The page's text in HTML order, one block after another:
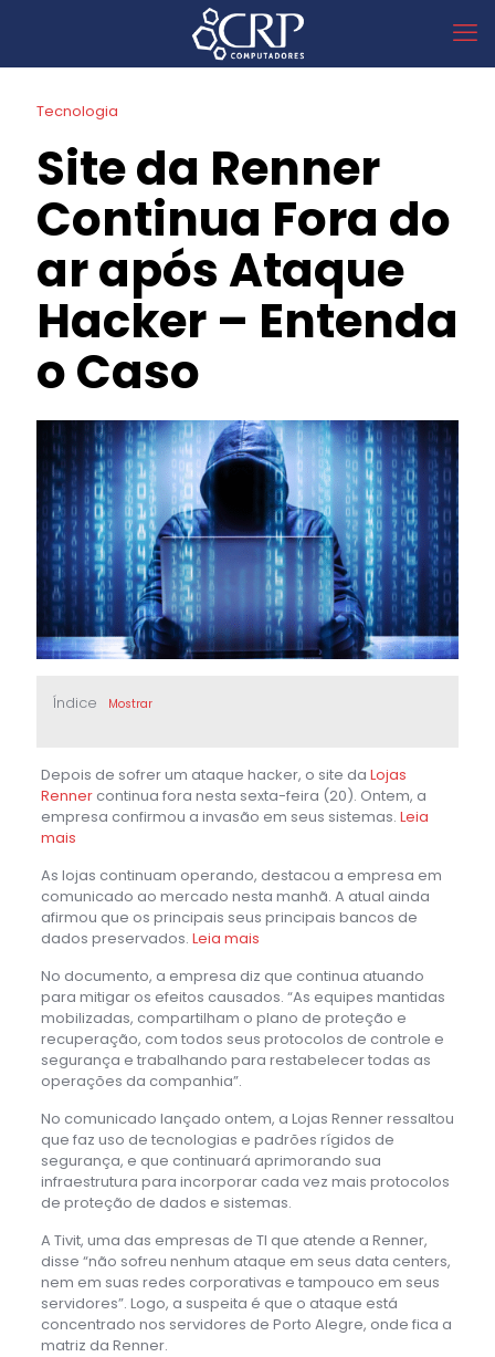
Tecnologia
Site da Renner
Continua Fora do
ar após Ataque
Hacker – Entenda
o Caso
Índice Mostrar
Depois de sofrer um ataque hacker, o site da Lojas
Rennercontinua fora nesta sexta-feira (20). Ontem, a
empresa confirmou a invasão em seus sistemas. Leia
mais
As lojas continuam operando, destacou a empresa em
comunicado ao mercado nesta manhã. A atual ainda
afirmou que os principais seus principais bancos de
dados preservados. Leia mais
No documento, a empresa diz que continua atuando
para mitigar os efeitos causados. “As equipes mantidas
mobilizadas, compartilham o plano de proteção e
recuperação, com todos seus protocolos de controle e
segurança e trabalhando para restabelecer todas as
operações da companhia”.
No comunicado lançado ontem, a Lojas Renner ressaltou
que faz uso de tecnologias e padrões rígidos de
segurança, e que continuará aprimorando sua
infraestrutura para incorporar cada vez mais protocolos
de proteção de dados e sistemas.
A Tivit, uma das empresas de TI que atende a Renner,
disse “não sofreu nenhum ataque em seus data centers,
nem em suas redes corporativas e tampouco em seus
servidores”. Logo, a suspeita é que o ataque está
concentrado nos servidores de Porto Alegre, onde fica a
matriz da Renner.